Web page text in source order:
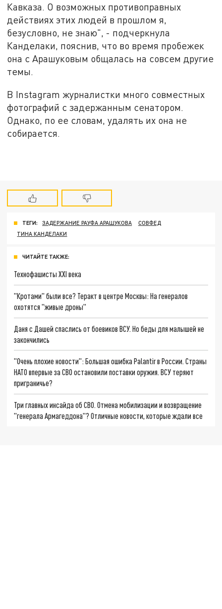
Кавказа. О возможных противоправных
действиях этих людей в прошлом я,
безусловно, не знаю", - подчеркнула
Канделаки, пояснив, что во время пробежек
она с Арашуковым общалась на совсем другие
темы.
В Instagram журналистки много совместных
фотографий с задержанным сенатором.
Однако, по ее словам, удалять их она не
собирается.
ТЕГИ: ЗАДЕРЖАНИЕ РАУФА АРАШУКОВА
СОВФЕД
ТИНА КАНДЕЛАКИ
ЧИТАЙТЕ ТАКЖЕ:
Технофашисты XXI века
"Кротами" были все? Теракт в центре Москвы: На генералов
охотятся "живые дроны"
Даня с Дашей спаслись от боевиков ВСУ. Но беды для малышей не
закончились
"Очень плохие новости": Большая ошибка Palantir в России. Страны
НАТО впервые за СВО остановили поставки оружия. ВСУ теряют
приграничье?
Три главных инсайда об СВО. Отмена мобилизации и возвращение
"генерала Армагеддона"? Отличные новости, которые ждали все